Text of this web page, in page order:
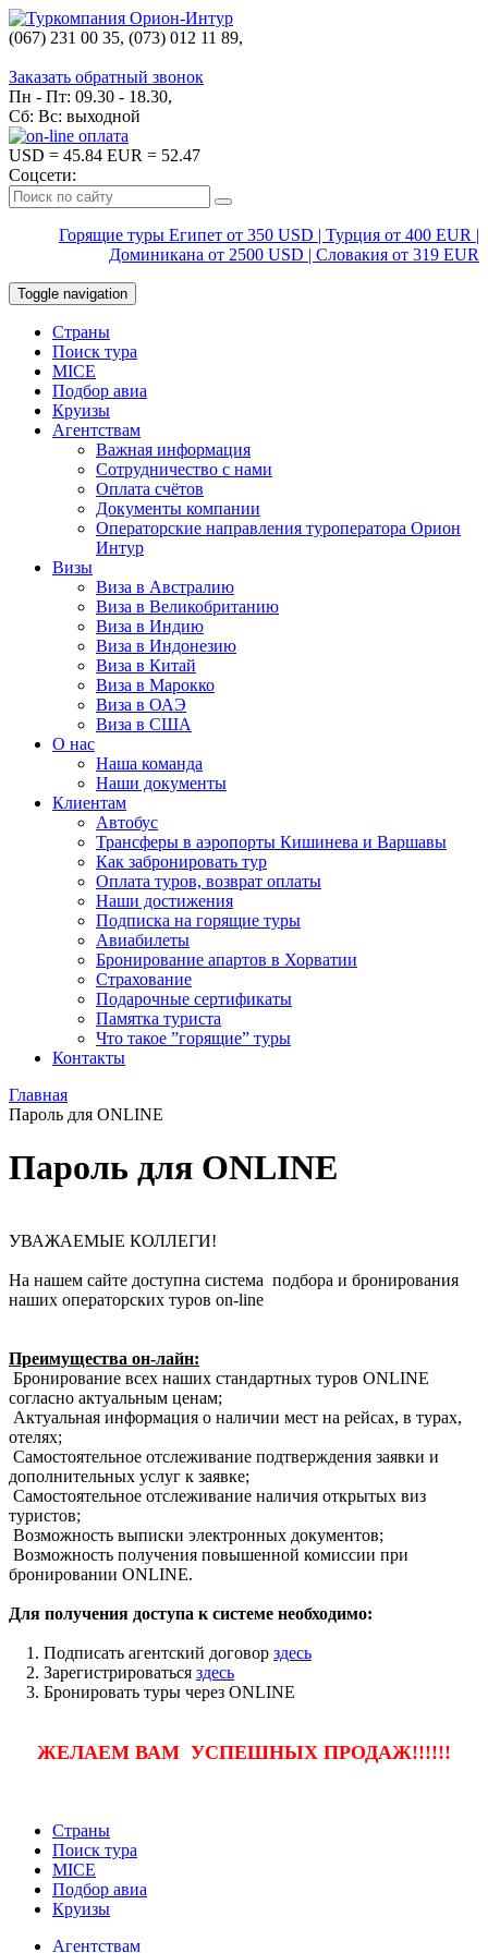
(067) 231 00 35, (073) 012 11 89,
Заказать обратный звонок
Пн - Пт: 09.30 - 18.30,
Сб: Вс: выходной
USD = 45.84 EUR = 52.47
Соцсети:
Горящие туры Египет от 350 USD | Турция от 400 EUR |
Доминикана от 2500 USD | Словакия от 319 EUR
Toggle navigation
Страны
Поиск тура
MICE
Подбор авиа
Круизы
Агентствам
Важная информация
Сотрудничество с нами
Оплата счётов
Документы компании
Операторские направления туроператора Орион
Интур
Визы
Виза в Австралию
Виза в Великобританию
Виза в Индию
Виза в Индонезию
Виза в Китай
Виза в Марокко
Виза в ОАЭ
Виза в США
О нас
Наша команда
Наши документы
Клиентам
Автобус
Трансферы в аэропорты Кишинева и Варшавы
Как забронировать тур
Оплата туров, возврат оплаты
Наши достижения
Подписка на горящие туры
Авиабилеты
Бронирование апартов в Хорватии
Страхование
Подарочные сертификаты
Памятка туриста
Что такое ”горящие” туры
Контакты
Главная
Пароль для ONLINE
Пароль для ONLINE
УВАЖАЕМЫЕ КОЛЛЕГИ!
На нашем сайте доступна система подбора и бронирования
наших операторских туров on-line
Преимущества он-лайн:
Бронирование всех наших стандартных туров ONLINE
согласно актуальным ценам;
Актуальная информация о наличии мест на рейсах, в турах,
отелях;
Самостоятельное отслеживание подтверждения заявки и
дополнительных услуг к заявке;
Самостоятельное отслеживание наличия открытых виз
туристов;
Возможность выписки электронных документов;
Возможность получения повышенной комиссии при
бронировании ONLINE.
Для получения доступа к системе необходимо:
1. Подписать агентский договор здесь
2. Зарегистрироваться здесь
3. Бронировать туры через ONLINE
ЖЕЛАЕМ ВАМ УСПЕШНЫХ ПРОДАЖ!!!!!!
Страны
Поиск тура
MICE
Подбор авиа
Круизы
Агентствам